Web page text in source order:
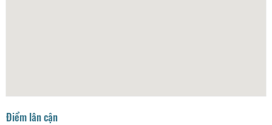
Điểm lân cận